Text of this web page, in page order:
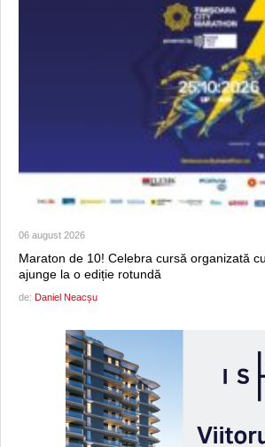
06 august 2026
Maraton de 10! Celebra cursă organizată
ajunge la o ediție rotundă
de: Daniel Neacșu